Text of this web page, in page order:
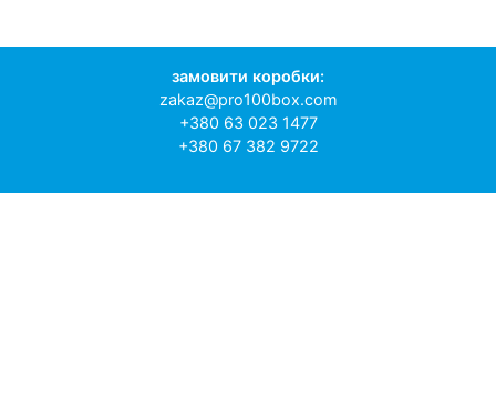
замовити коробки:
zakaz@pro100box.com
+380 63 023 1477
+380 67 382 9722